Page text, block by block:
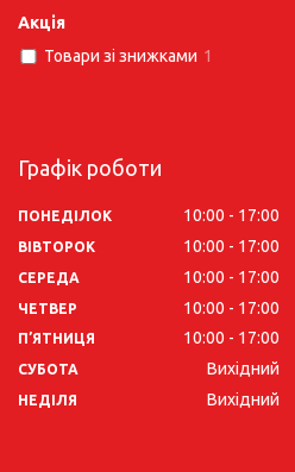
Акція
Товари зі знижками 1
Графік роботи
ПОНЕДІЛОК 10:00 17:00
ВІВТОРОК 10:00 17:00
СЕРЕДА 10:00 17:00
ЧЕТВЕР 10:00 17:00
ПʼЯТНИЦЯ 10:00 17:00
СУБОТА Вихідний
НЕДІЛЯ Вихідний